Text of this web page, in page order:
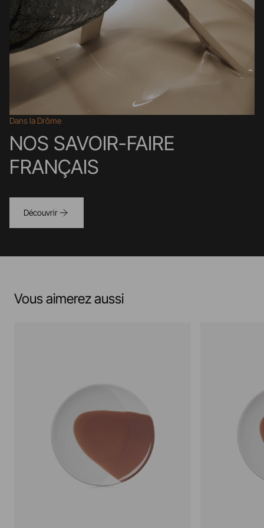
Dans la Drôme
NOS SAVOIR-FAIRE
FRANÇAIS
Découvrir
Vous aimerez aussi